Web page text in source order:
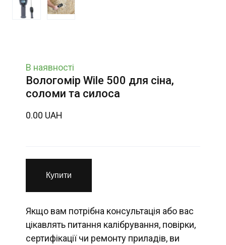
В наявності
Вологомір Wile 500 для сіна,
соломи та силоса
0.00 UAH
Купити
Якщо вам потрібна консультація або вас
цікавлять питання калібрування, повірки,
сертифікації чи ремонту приладів, ви